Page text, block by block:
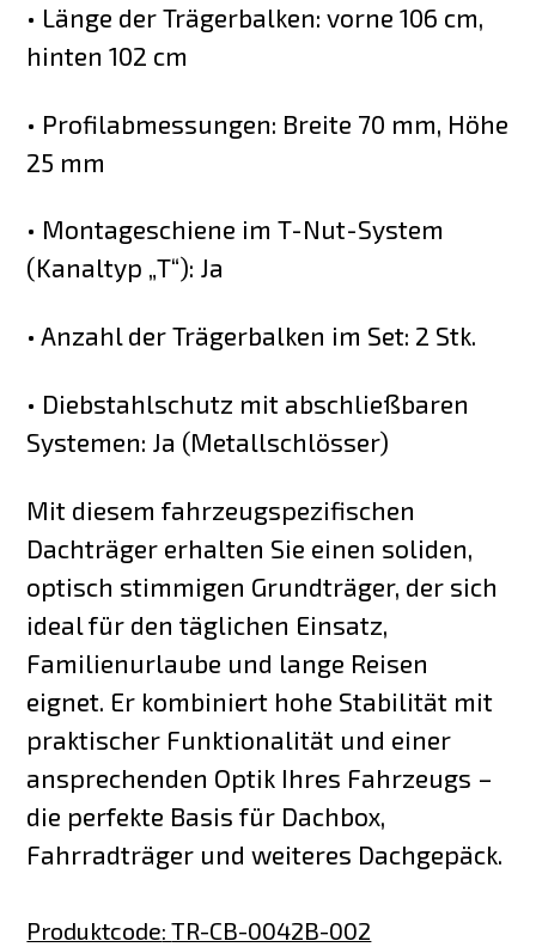
• Länge der Trägerbalken: vorne 106 cm,
hinten 102 cm
• Profilabmessungen: Breite 70 mm, Höhe
25 mm
• Montageschiene im T-Nut-System
(Kanaltyp „T“): Ja
• Anzahl der Trägerbalken im Set: 2 Stk.
• Diebstahlschutz mit abschließbaren
Systemen: Ja (Metallschlösser)
Mit diesem fahrzeugspezifischen
Dachträger erhalten Sie einen soliden,
optisch stimmigen Grundträger, der sich
ideal für den täglichen Einsatz,
Familienurlaube und lange Reisen
eignet. Er kombiniert hohe Stabilität mit
praktischer Funktionalität und einer
ansprechenden Optik Ihres Fahrzeugs –
die perfekte Basis für Dachbox,
Fahrradträger und weiteres Dachgepäck.
Produktcode:TR-CB-0042B-002